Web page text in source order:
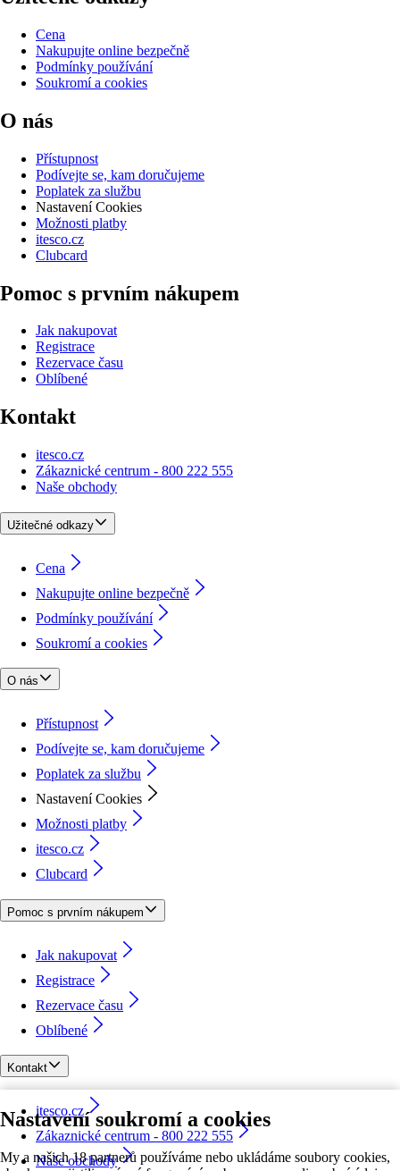
Nastavení soukromí a cookies
My a našich 18 partnerů používáme nebo ukládáme soubory cookies,
Cena
Nakupujte online bezpečně
Podmínky používání
Soukromí a cookies
O nás
Přístupnost
Podívejte se, kam doručujeme
Poplatek za službu
Nastavení Cookies
Možnosti platby
itesco.cz
Clubcard
Pomoc s prvním nákupem
Jak nakupovat
Registrace
Rezervace času
Oblíbené
Kontakt
itesco.cz
Zákaznické centrum - 800 222 555
Naše obchody
Užitečné odkazy
Cena
Nakupujte online bezpečně
Podmínky používání
Soukromí a cookies
O nás
Přístupnost
Podívejte se, kam doručujeme
Poplatek za službu
Nastavení Cookies
Možnosti platby
itesco.cz
Clubcard
Pomoc s prvním nákupem
Jak nakupovat
Registrace
Rezervace času
Oblíbené
Kontakt
itesco.cz
Zákaznické centrum - 800 222 555
Naše obchody